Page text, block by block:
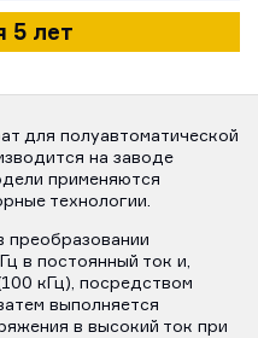
5 лет
для полуавтоматической
на заводе
применяются
технологии.
преобразовании
в постоянный ток и,
кГц), посредством
выполняется
в высокий ток при